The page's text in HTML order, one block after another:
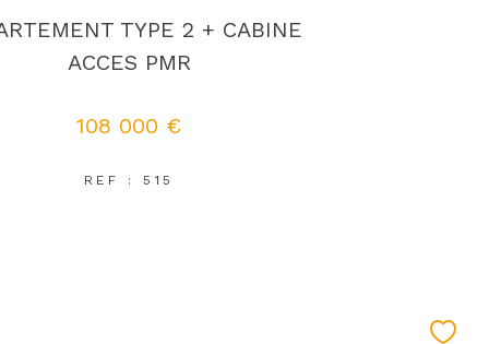
TYPE 2 + CABINE
ACCES PMR
108 000 €
REF : 515